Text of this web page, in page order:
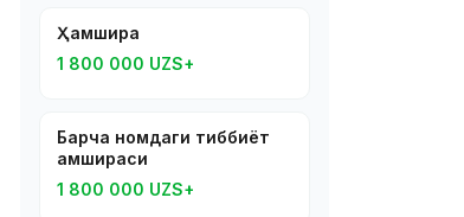
Ҳамшира
1 800 000 UZS+
Барча номдаги тиббиёт
ҳамшираси
1 800 000 UZS+